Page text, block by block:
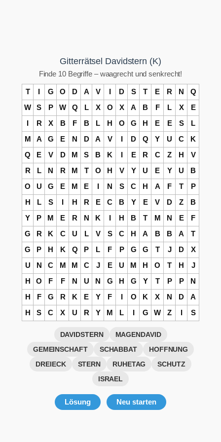
Gitterrätsel Davidstern (K)
Finde 10 Begriffe – waagrecht und senkrecht!
T G O D A V D S T E R N
Q
W
S P W Q L X O X A B F L X
E
R X B F B L H O G H E E S
L
M
A G E N D A V D Q Y U C
K
Q
E V D M S B K E R C Z H
V
R
L N R M T O H V Y U E Y U
B
O
U G E M E N S C H A F T
P
H
L S H R E C B Y E V D Z
B
Y
P M E R N K H B T M N E
F
G
R K C U L V S C H A B B A
T
G
P H K Q P L F P G G T J D
X
U
N C M M C J E U M H O T H
J
H
O F F N U N G H G Y T P P
N
H
F G R K E Y F O K X N D
A
H
S C X U R Y M L G W Z S
DAVIDSTERN
MAGENDAVID
GEMEINSCHAFT
SCHABBAT
HOFFNUNG
DREIECK
STERN RUHETAG
SCHUTZ
ISRAEL
Lösung Neu starten